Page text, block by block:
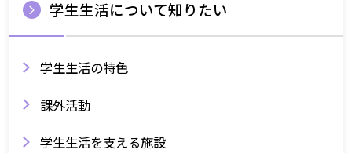
学生生活について知りたい
学生生活の特色
課外活動
学生生活を支える施設